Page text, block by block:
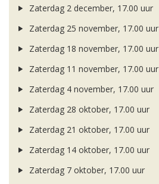
Zaterdag 2 december, 17.00 uur
Zaterdag 25 november, 17.00 uur
Zaterdag 18 november, 17.00 uur
Zaterdag 11 november, 17.00 uur
Zaterdag 4 november, 17.00 uur
Zaterdag 28 oktober, 17.00 uur
Zaterdag 21 oktober, 17.00 uur
Zaterdag 14 oktober, 17.00 uur
Zaterdag 7 oktober, 17.00 uur